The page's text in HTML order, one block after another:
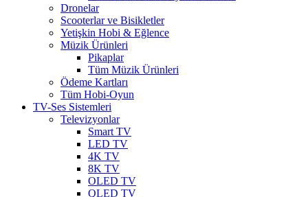
Dronelar
Scooterlar ve Bisikletler
Yetişkin Hobi & Eğlence
Müzik Ürünleri
Pikaplar
Tüm Müzik Ürünleri
Ödeme Kartları
Tüm Hobi-Oyun
TV-Ses Sistemleri
Televizyonlar
Smart TV
LED TV
4K TV
8K TV
OLED TV
QLED TV